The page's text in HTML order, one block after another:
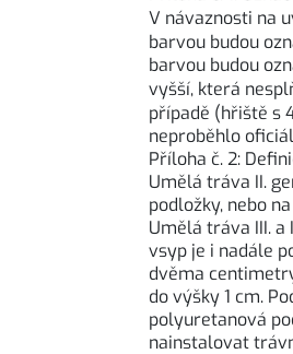
V návaznosti na
barvou budou
barvou budou
vyšší, která
případě (hřiště s
neproběhlo
Příloha č. 2:
Umělá tráva II.
podložky, nebo
Umělá tráva III.
vsyp je i nadále
dvěma
do výšky 1 cm.
polyuretanová
nainstalovat